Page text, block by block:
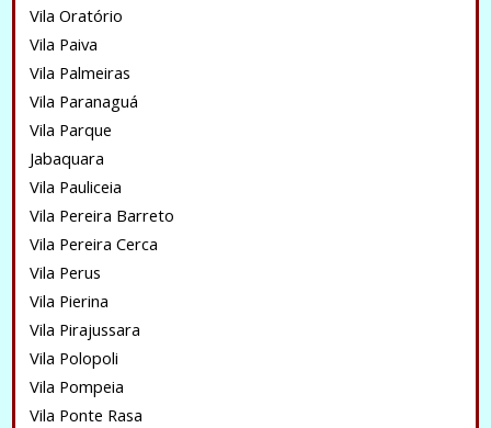
Vila Oratório
Vila Paiva
Vila Palmeiras
Vila Paranaguá
Vila Parque
Jabaquara
Vila Pauliceia
Vila Pereira Barreto
Vila Pereira Cerca
Vila Perus
Vila Pierina
Vila Pirajussara
Vila Polopoli
Vila Pompeia
Vila Ponte Rasa